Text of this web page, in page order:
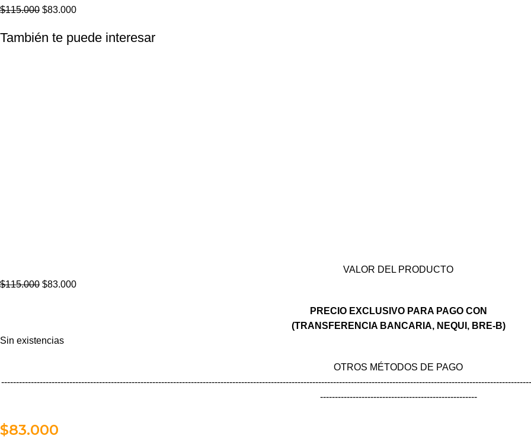
$115.000 $83.000
También te puede interesar
VALOR DEL PRODUCTO
$115.000 $83.000
PRECIO EXCLUSIVO PARA PAGO CON
(TRANSFERENCIA BANCARIA, NEQUI, BRE-B)
Sin existencias
OTROS MÉTODOS DE PAGO
-----------------------------------------------------
$83.000